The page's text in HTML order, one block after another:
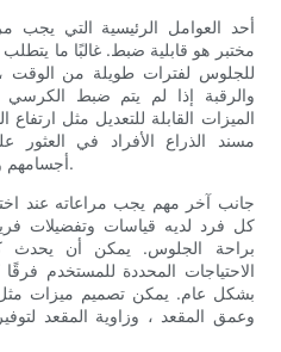
أحد العوامل الرئيسية التي يجب
مختبر هو قابلية ضبط. غالبًا ما يتطلب
للجلوس لفترات طويلة من الوقت
والرقبة إذا لم يتم ضبط
الميزات القابلة للتعديل مثل
مسند الذراع الأفراد في العثور
أجسامهم ومنع اضطرابات العضلات والعظام.
جانب آخر مهم يجب مراعاته عند
كل فرد لديه قياسات وتفضيلات
براحة الجلوس. يمكن أن
الاحتياجات المحددة للمستخدم
بشكل عام. يمكن تصميم ميزات مثل
وعمق المقعد ، وزاوية المقعد